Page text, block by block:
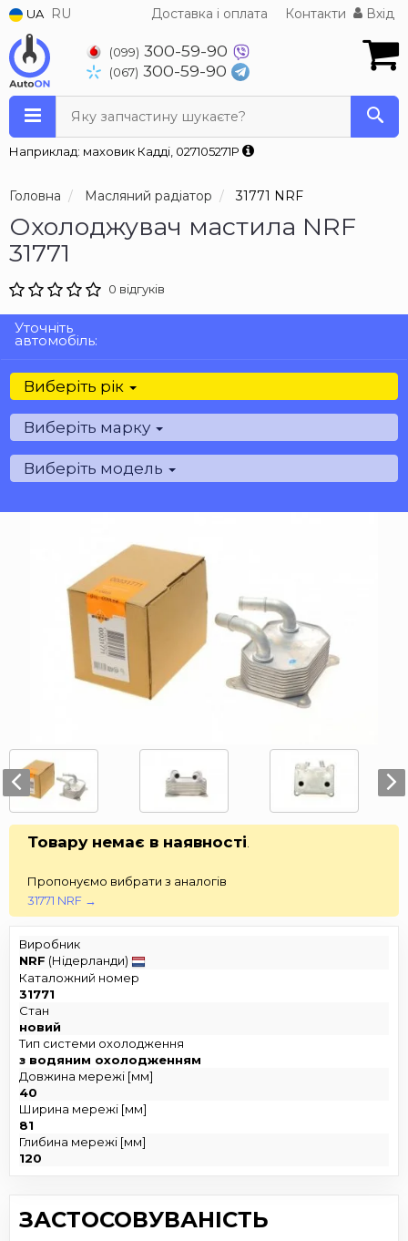
UA RU Доставка і оплата Контакти Вхід
(099) 300-59-90
(067) 300-59-90
Яку запчастину шукаєте?
Наприклад: маховик Кадді, 027105271P
Головна Масляний радіатор 31771 NRF
Охолоджувач мастила NRF
31771
0 відгуків
Уточніть
автомобіль:
Виберіть рік
Виберіть марку
Виберіть модель
Товару немає в наявності
Пропонуємо вибрати з аналогів
31771 NRF →
Виробник
NRF (Нідерланди)
Каталожний номер
31771
Стан
новий
Тип системи охолодження
з водяним охолодженням
Довжина мережі [мм]
40
Ширина мережі [мм]
81
Глибина мережі [мм]
120
ЗАСТОСОВУВАНІСТЬ